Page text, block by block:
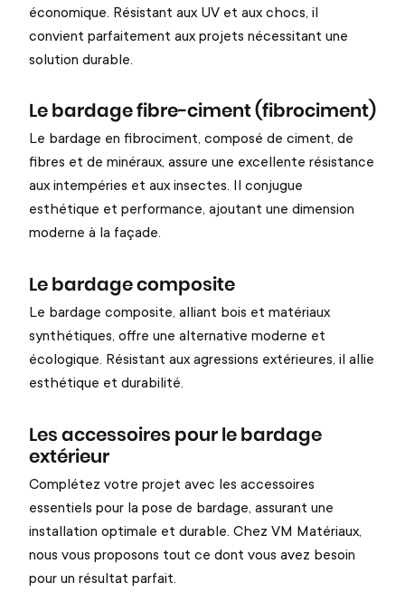
économique. Résistant aux UV et aux chocs, il
convient parfaitement aux projets nécessitant une
solution durable.
Le bardage fibre-ciment (fibrociment)
Le bardage en fibrociment, composé de ciment, de
fibres et de minéraux, assure une excellente résistance
aux intempéries et aux insectes. Il conjugue
esthétique et performance, ajoutant une dimension
moderne à la façade.
Le bardage composite
Le bardage composite, alliant bois et matériaux
synthétiques, offre une alternative moderne et
écologique. Résistant aux agressions extérieures, il allie
esthétique et durabilité.
Les accessoires pour le bardage
extérieur
Complétez votre projet avec les accessoires
essentiels pour la pose de bardage, assurant une
installation optimale et durable. Chez VM Matériaux,
nous vous proposons tout ce dont vous avez besoin
pour un résultat parfait.